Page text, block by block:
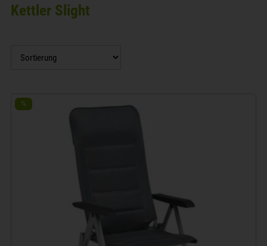
Kettler Slight
%